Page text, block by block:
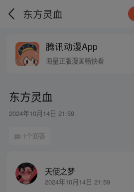
东方灵血
腾讯动漫App
海量正版漫画畅快看
东方灵血
2024年10月14日 21:59
1个回答
天使之梦
2024年10月14日 21:59